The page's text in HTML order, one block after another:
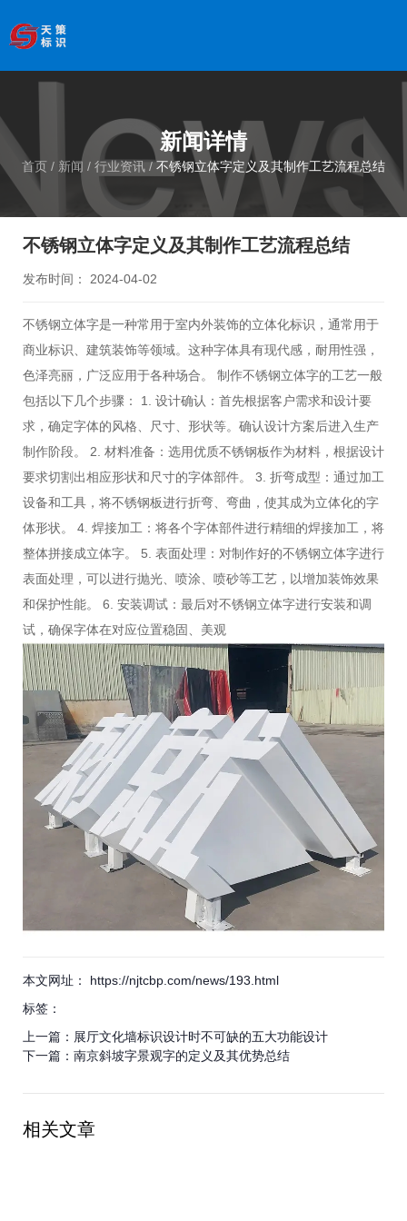
欢迎访问南京天策标识有限公司官网
医院、银行、政府、房地产、企事业单位、景区等基础建设
领域
全国服务热线： 18066033339
新闻详情
首页 / 新闻 / 行业资讯 / 不锈钢立体字定义及其制作工艺流程总结
不锈钢立体字定义及其制作工艺流程总结
发布时间： 2024-04-02
不锈钢立体字是一种常用于室内外装饰的立体化标识，通常用于
商业标识、建筑装饰等领域。这种字体具有现代感，耐用性强，
色泽亮丽，广泛应用于各种场合。 制作不锈钢立体字的工艺一般
包括以下几个步骤： 1. 设计确认：首先根据客户需求和设计要
求，确定字体的风格、尺寸、形状等。确认设计方案后进入生产
制作阶段。 2. 材料准备：选用优质不锈钢板作为材料，根据设计
要求切割出相应形状和尺寸的字体部件。 3. 折弯成型：通过加工
设备和工具，将不锈钢板进行折弯、弯曲，使其成为立体化的字
体形状。 4. 焊接加工：将各个字体部件进行精细的焊接加工，将
整体拼接成立体字。 5. 表面处理：对制作好的不锈钢立体字进行
表面处理，可以进行抛光、喷涂、喷砂等工艺，以增加装饰效果
和保护性能。 6. 安装调试：最后对不锈钢立体字进行安装和调
试，确保字体在对应位置稳固、美观
本文网址： https://njtcbp.com/news/193.html
标签：
上一篇： 展厅文化墙标识设计时不可缺的五大功能设计
下一篇： 南京斜坡字景观字的定义及其优势总结
相关文章